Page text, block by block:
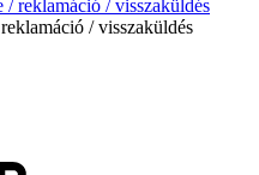
/ reklamáció / visszaküldés
/ visszaküldés